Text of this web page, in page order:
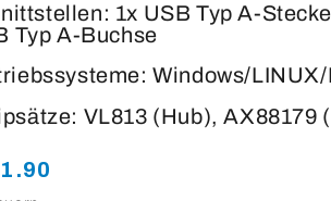
1x USB Typ A-
Typ A-Buchse
Windows/LINUX/
VL813 (Hub), AX88179